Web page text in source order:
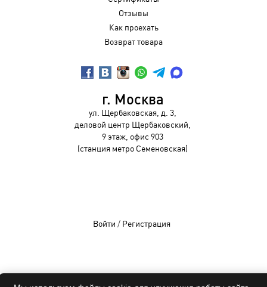
Отзывы
Как проехать
Возврат товара
г. Москва
ул. Щербаковская, д. 3,
деловой центр Щербаковский,
9 этаж, офис 903
(станция метро Семеновская)
Войти / Регистрация
OCHKIVIP 2009-2026©